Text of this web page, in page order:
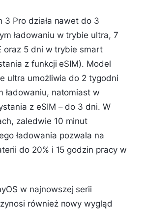
3 Pro działa nawet do 3
ładowaniu w trybie ultra, 7
oraz 5 dni w trybie smart
z funkcji eSIM). Model
ultra umożliwia do 2 tygodni
ładowaniu, natomiast w
z eSIM – do 3 dni. W
zaledwie 10 minut
ładowania pozwala na
do 20% i 15 godzin pracy w
w najnowszej serii
również nowy wygląd